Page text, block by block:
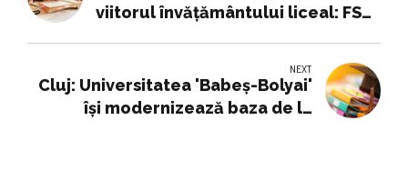
viitorul învățământului liceal: FSLI
NEXT
Cluj: Universitatea 'Babeș-Bolyai'
își modernizează baza de la